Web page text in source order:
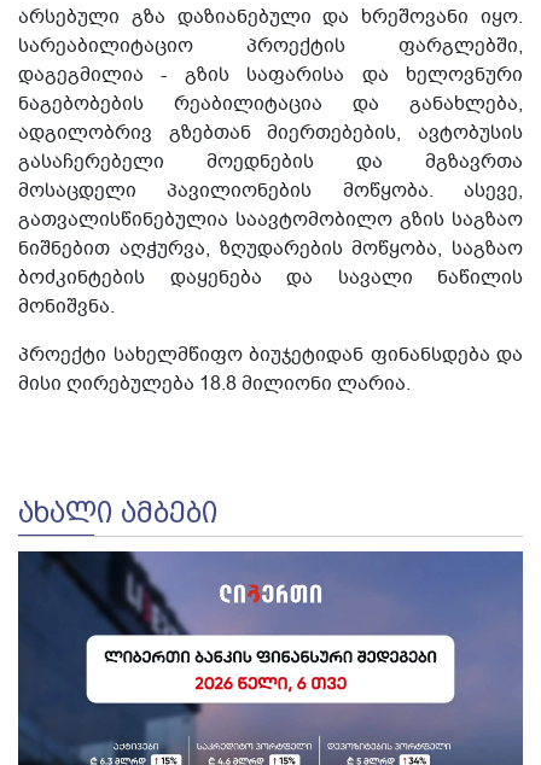
არსებული გზა დაზიანებული და ხრეშოვანი იყო.
სარეაბილიტაციო პროექტის ფარგლებში,
დაგეგმილია - გზის საფარისა და ხელოვნური
ნაგებობების რეაბილიტაცია და განახლება,
ადგილობრივ გზებთან მიერთებების, ავტობუსის
გასაჩერებელი მოედნების და მგზავრთა
მოსაცდელი პავილიონების მოწყობა. ასევე,
გათვალისწინებულია საავტომობილო გზის საგზაო
ნიშნებით აღჭურვა, ზღუდარების მოწყობა, საგზაო
ბოძკინტების დაყენება და სავალი ნაწილის
მონიშვნა.
პროექტი სახელმწიფო ბიუჯეტიდან ფინანსდება და
მისი ღირებულება 18.8 მილიონი ლარია.
ᲐᲮᲐᲚᲘ ᲐᲛᲑᲔᲑᲘ